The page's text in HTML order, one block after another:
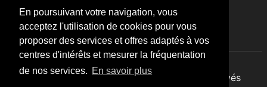
En poursuivant votre navigation, vous
acceptez l'utilisation de cookies pour vous
proposer des services et offres adaptés à vos
centres d'intérêts et mesurer la fréquentation
de nos services. En savoir plus
Comparatif banque
By Night v5.7.3| © 2026 - Tous droits réservés